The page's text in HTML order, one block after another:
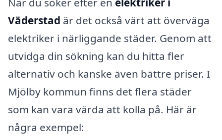
Väderstad är det också värt att överväga
elektriker i närliggande städer. Genom att
utvidga din sökning kan du hitta fler
alternativ och kanske även bättre priser. I
Mjölby kommun finns det flera städer
som kan vara värda att kolla på. Här är
några exempel: